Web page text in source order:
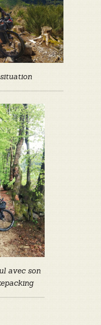
avec son